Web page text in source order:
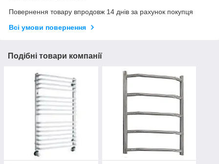
Повернення товару впродовж 14 днів за рахунок покупця
Всі умови повернення
Подібні товари компанії